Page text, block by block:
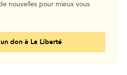
nouvelles pour mieux vous
don à La Liberté